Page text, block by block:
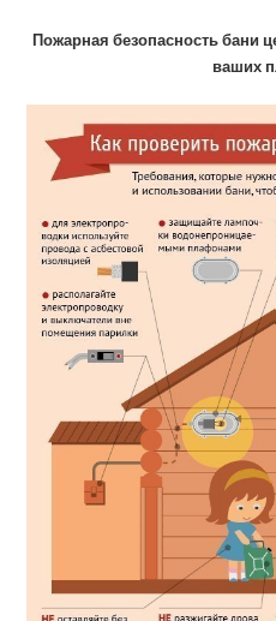
Пожарная безопасность бани
ваших